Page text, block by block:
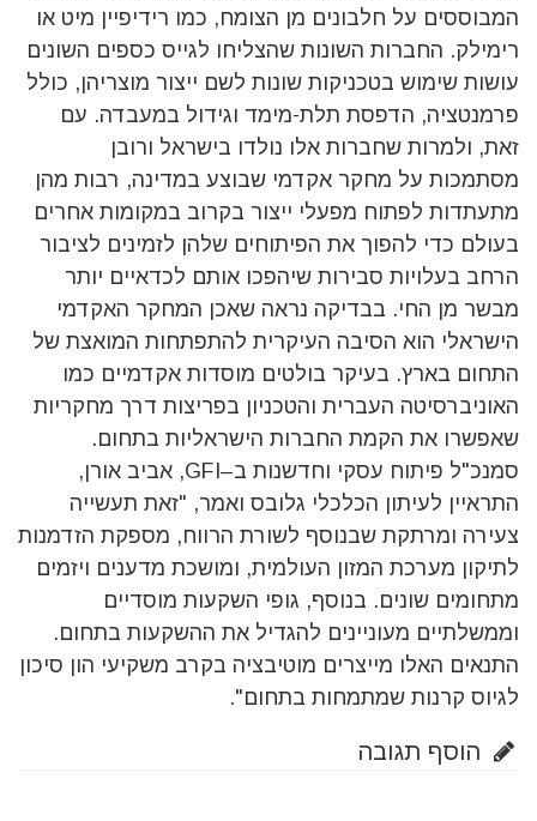
המבוססים על חלבונים מן הצומח, כמו רידיפיין מיט או
רימילק. החברות השונות שהצליחו לגייס כספים השונים
עושות שימוש בטכניקות שונות לשם ייצור מוצריהן, כולל
פרמנטציה, הדפסת תלת-מימד וגידול במעבדה. עם
זאת, ולמרות שחברות אלו נולדו בישראל ורובן
מסתמכות על מחקר אקדמי שבוצע במדינה, רבות מהן
מתעתדות לפתוח מפעלי ייצור בקרוב במקומות אחרים
בעולם כדי להפוך את הפיתוחים שלהן לזמינים לציבור
הרחב בעלויות סבירות שיהפכו אותם לכדאיים יותר
מבשר מן החי. בבדיקה נראה שאכן המחקר האקדמי
הישראלי הוא הסיבה העיקרית להתפתחות המואצת של
התחום בארץ. בעיקר בולטים מוסדות אקדמיים כמו
האוניברסיטה העברית והטכניון בפריצות דרך מחקריות
שאפשרו את הקמת החברות הישראליות בתחום.
סמנכ"ל פיתוח עסקי וחדשנות ב–GFI, אביב אורן,
התראיין לעיתון הכלכלי גלובס ואמר, "זאת תעשייה
צעירה ומרתקת שבנוסף לשורת הרווח, מספקת הזדמנות
לתיקון מערכת המזון העולמית, ומושכת מדענים ויזמים
מתחומים שונים. בנוסף, גופי השקעות מוסדיים
וממשלתיים מעוניינים להגדיל את ההשקעות בתחום.
התנאים האלו מייצרים מוטיבציה בקרב משקיעי הון סיכון
לגיוס קרנות שמתמחות בתחום".
הוסף תגובה